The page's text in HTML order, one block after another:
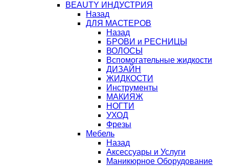
BЕАUTY ИНДУСТРИЯ
Назад
ДЛЯ МАСТЕРОВ
Назад
БРОВИ и РЕСНИЦЫ
ВОЛОСЫ
Вспомогательные жидкости
ДИЗАЙН
ЖИДКОСТИ
Инструменты
МАКИЯЖ
НОГТИ
УХОД
Фрезы
Мебель
Назад
Аксессуары и Услуги
Маникюрное Оборудование